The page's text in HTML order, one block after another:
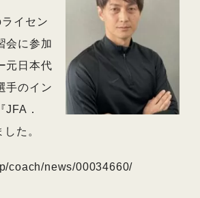
イセン
会に参加
元日本代
手のイン
JFA．
た。
coach/news/00034660/